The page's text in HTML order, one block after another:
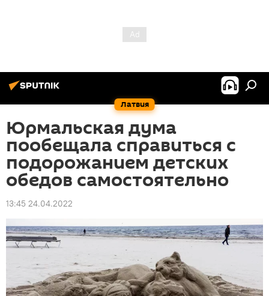
Латвия
Юрмальская дума
пообещала справиться с
подорожанием детских
обедов самостоятельно
13:45 24.04.2022